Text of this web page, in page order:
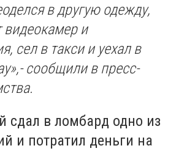
в другую одежду,
видеокамер и
сел в такси и уехал в
»,- сообщили в пресс-
сдал в ломбард одно из
и потратил деньги на